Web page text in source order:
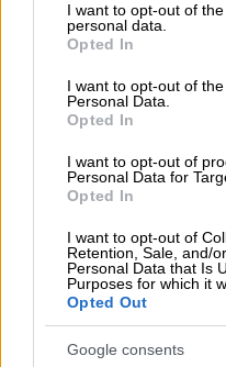
not limited to your visit or
grant or deny consent to
use your data for below
consent section.
I want to opt-out of
personal data.
Opted In
I want to opt-out of
Personal Data.
Opted In
I want to opt-out of
Personal Data for
Opted In
I want to opt-out of
Retention, Sale, and/
Personal Data that Is
Purposes for which it
Opted Out
Google consents
Ελλάδα|28.04.2023 19:29
Άγρια
καταγγέλλει η
με ξύλο στο
αναίσθητο»
«Τον τραυμάτισε
παρέλαβε το ΕΚΑΒ»